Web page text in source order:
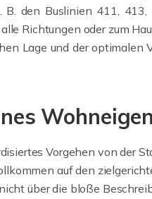
den Buslinien 411,
Richtungen oder zum
Lage und der optimalen
Vorgehen von der
auf den
über die bloße